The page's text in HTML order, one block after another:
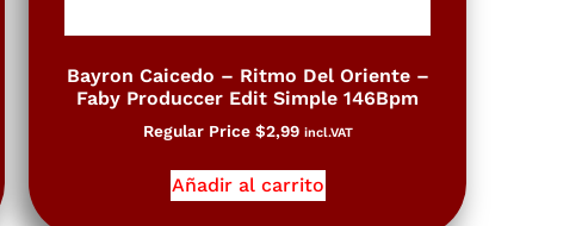
Bayron Caicedo – Ritmo Del Oriente –
Faby Produccer Edit Simple 146Bpm
Regular Price $2,99 incl.VAT
Añadir al carrito